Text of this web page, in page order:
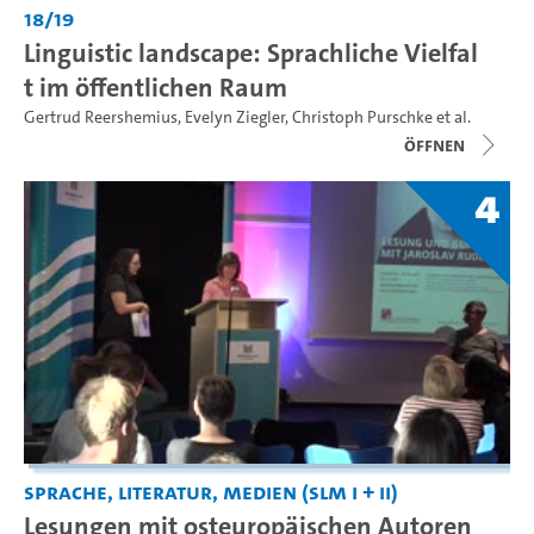
18/19
Linguistic landscape: Sprachliche Vielfal
t im öffentlichen Raum
Gertrud Reershemius, Evelyn Ziegler,Christoph Purschkeet al.
Öffnen
4
Sprache, Literatur, Medien (SLM I + II)
Lesungen mit osteuropäischen Autoren